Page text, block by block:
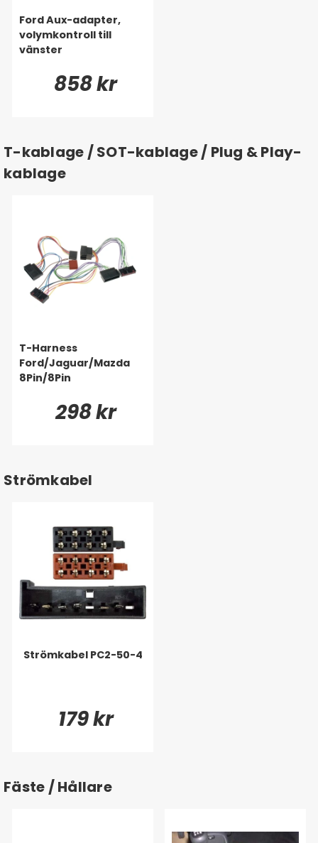
Ford Aux-adapter,
volymkontroll till
vänster
858 kr
T-kablage / SOT-kablage / Plug & Play-
kablage
T-Harness
Ford/Jaguar/Mazda
8Pin/8Pin
298 kr
Strömkabel
Strömkabel PC2-50-4
179 kr
Fäste / Hållare